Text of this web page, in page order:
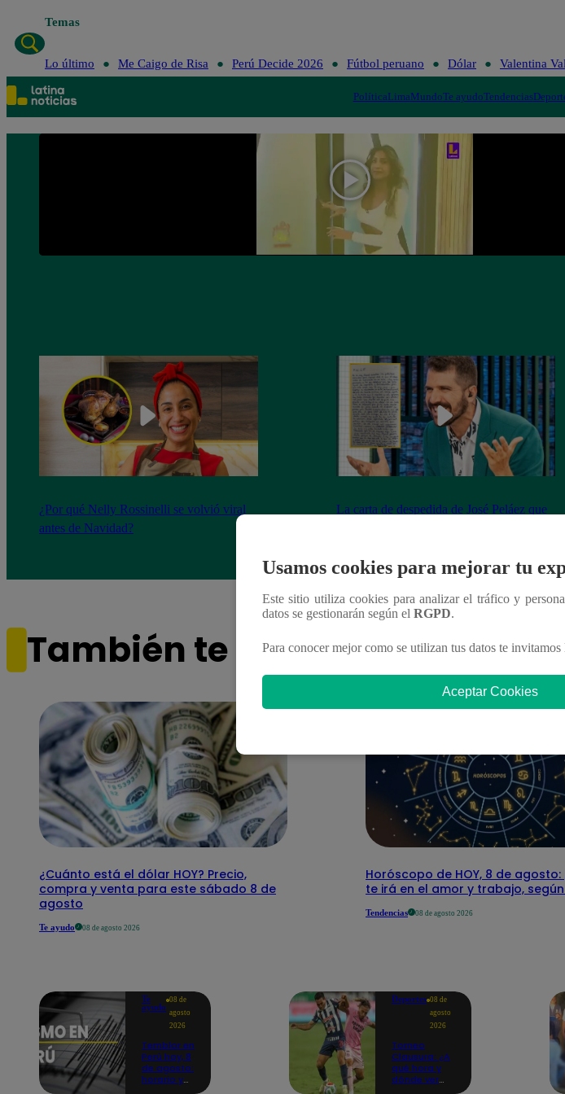
Temas Me
Lo último Me Caigo de Risa Perú Decide 2026 Fútbol peruano Dólar Valentina
PolíticaLimaMundoTe ayudoTendencias
¿Por qué Nelly Rossinelli se volvió viral
antes de Navidad?
La carta de despedida de José Peláez que
También te puede interesar
¿Cuánto está el dólar HOY? Precio,
compra y venta para este sábado 8 de
agosto
Te ayudo 08 de agosto 2026
Horóscopo de HOY, 8 de agosto:
te irá en el amor y trabajo, según
Tendencias 08 de agosto 2026
Te
ayudo
08 de
agosto
2026
Temblor en
Perú hoy, 8
de agosto:
horario y
Deportes 08 de
agosto
2026
Torneo
Clausura: ¿A
qué hora y
dónde ver
Usamos cookies para mejorar tu
Este sitio utiliza cookies para analizar el tráfico y
datos se gestionarán según el RGPD.
Para conocer mejor como se utilizan tus datos te invitamos
Aceptar Cookies